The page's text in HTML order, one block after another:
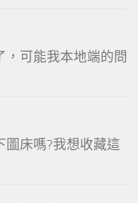
，可能我本地端的問
圖床嗎?我想收藏這